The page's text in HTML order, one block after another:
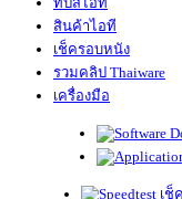
สินค้าไอที
เช็ครอบหนัง
รวมคลิป Thaiware
เครื่องมือ
เช็